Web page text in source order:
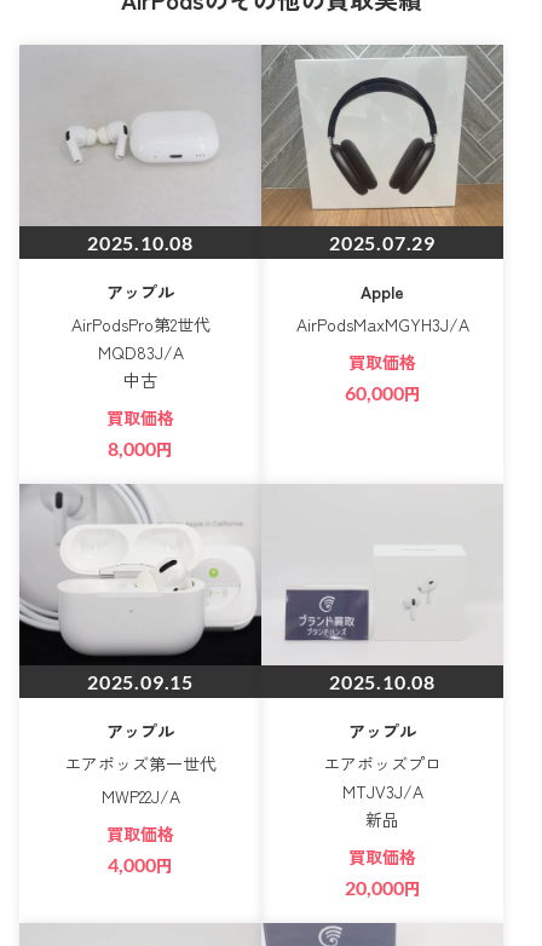
2025.10.08
アップル
AirPodsPro第2世代
MQD83J/A
中古
買取価格
8,000円
2025.07.29
Apple
AirPodsMaxMGYH3J/A
買取価格
60,000円
2025.09.15
アップル
エアポッズ第一世代
MWP22J/A
買取価格
4,000円
2025.10.08
アップル
エアポッズプロ
MTJV3J/A
新品
買取価格
20,000円